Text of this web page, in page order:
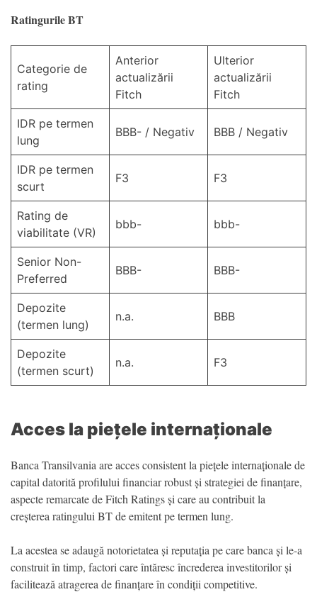
Ratingurile BT
Categorie de
rating
Anterior
actualizării
Fitch
Ulterior
actualizării
Fitch
IDR pe termen
lung
BBB- / Negativ BBB / Negativ
IDR pe termen
scurt
F3 F3
Rating de
viabilitate (VR)
bbb- bbb-
Senior Non-
Preferred
BBB- BBB-
Depozite
(termen lung)
n.a. BBB
Depozite
(termen scurt)
n.a. F3
Acces la piețele internaționale
Banca Transilvania are acces consistent la piețele internaționale de
capital datorită profilului financiar robust și strategiei de finanțare,
aspecte remarcate de Fitch Ratings și care au contribuit la
creșterea ratingului BT de emitent pe termen lung.
La acestea se adaugă notorietatea și reputația pe care banca și le-a
construit în timp, factori care întăresc încrederea investitorilor și
facilitează atragerea de finanțare în condiții competitive.